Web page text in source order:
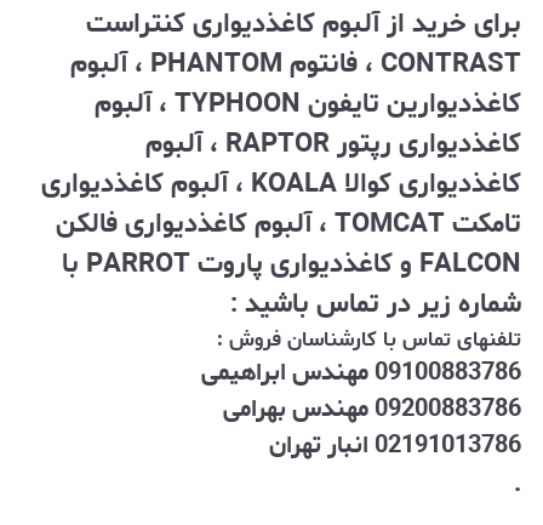
برای خرید از آلبوم کاغذدیواری کنتراست
CONTRAST ، فانتوم PHANTOM
، آلبوم
کاغذدیوارین تایفون TYPHOON ، آلبوم
کاغذدیواری رپتور RAPTOR ، آلبوم
کاغذدیواری کوالا KOALA ، آلبوم کاغذدیواری
تامکت TOMCAT ، آلبوم کاغذدیواری فالکن
FALCON و کاغذدیواری پاروت PARROT با
شماره زیر در تماس باشید :
تلفنهای تماس با کارشناسان فروش :
09100883786 مهندس ابراهیمی
09200883786 مهندس بهرامی
02191013786 انبار تهران
.